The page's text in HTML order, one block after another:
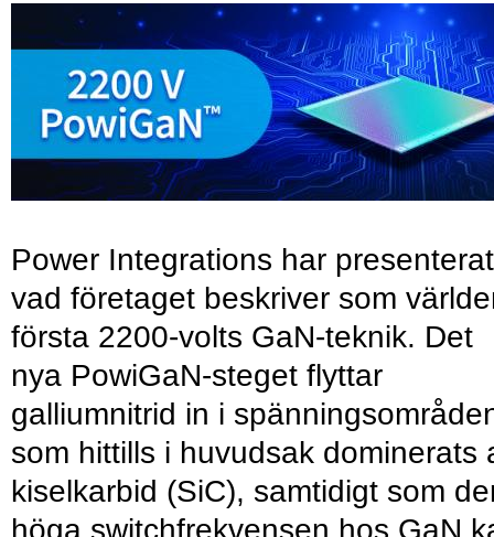
Power Integrations har presenterat
vad företaget beskriver som
första 2200-volts GaN-teknik. Det
nya PowiGaN-steget flyttar
galliumnitrid in i
som hittills i huvudsak dominerats
kiselkarbid (SiC), samtidigt som